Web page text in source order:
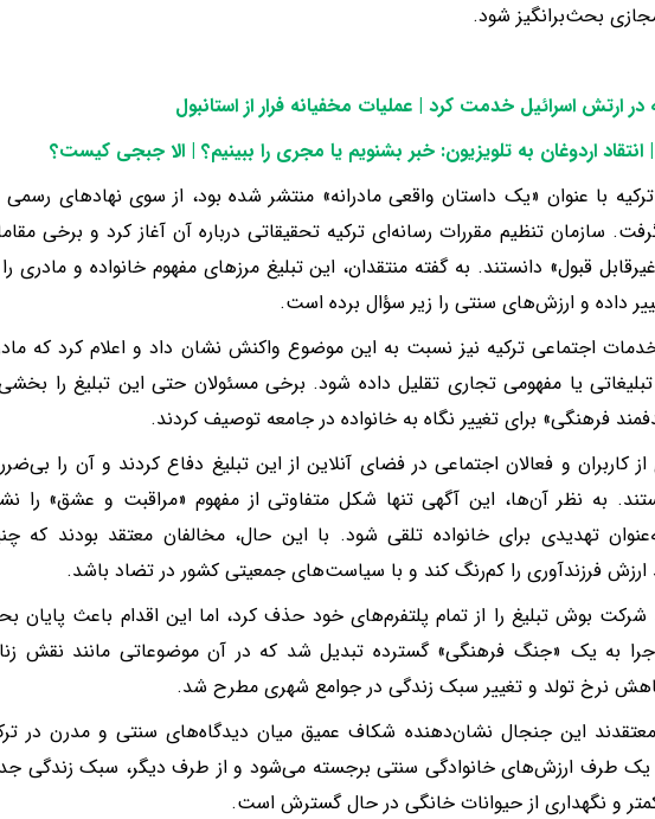
بحث‌برانگیز شود.
ارتش اسرائیل خدمت کرد | عملیات مخفیانه فرار از استانبول
اردوغان به تلویزیون: خبر بشنویم یا مجری را ببینیم؟ | الا جبجی کیست؟
با عنوان «یک داستان واقعی مادرانه» منتشر شده بود، از سوی نهادهای رسمی
سازمان تنظیم مقررات رسانه‌ای ترکیه تحقیقاتی درباره آن آغاز کرد و برخی
قبول» دانستند. به گفته منتقدان، این تبلیغ مرزهای مفهوم خانواده و مادری
داده و ارزش‌های سنتی را زیر سؤال برده است.
اجتماعی ترکیه نیز نسبت به این موضوع واکنش نشان داد و اعلام کرد که
تبلیغاتی یا مفهومی تجاری تقلیل داده شود. برخی مسئولان حتی این تبلیغ را
فرهنگی» برای تغییر نگاه به خانواده در جامعه توصیف کردند.
کاربران و فعالان اجتماعی در فضای آنلاین از این تبلیغ دفاع کردند و آن را
به نظر آن‌ها، این آگهی تنها شکل متفاوتی از مفهوم «مراقبت و عشق» را
تهدیدی برای خانواده تلقی شود. با این حال، مخالفان معتقد بودند که
ارزش فرزندآوری را کم‌رنگ کند و با سیاست‌های جمعیتی کشور در تضاد باشد.
شرکت بوش تبلیغ را از تمام پلتفرم‌های خود حذف کرد، اما این اقدام باعث پایان
به یک «جنگ فرهنگی» گسترده تبدیل شد که در آن موضوعاتی مانند نقش
نرخ تولد و تغییر سبک زندگی در جوامع شهری مطرح شد.
این جنجال نشان‌دهنده شکاف عمیق میان دیدگاه‌های سنتی و مدرن در
یک طرف ارزش‌های خانوادگی سنتی برجسته می‌شود و از طرف دیگر، سبک زندگی
و نگهداری از حیوانات خانگی در حال گسترش است.